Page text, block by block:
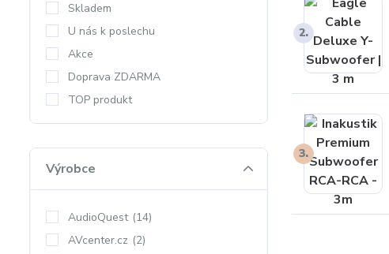
2.
3.
Skladem
U nás k poslechu
Akce
Doprava ZDARMA
TOP produkt
Výrobce
AudioQuest (14)
AVcenter.cz (2)